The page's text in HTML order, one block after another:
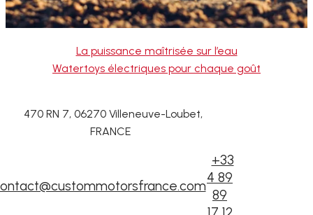
La puissance maîtrisée sur l’eau
Watertoys électriques pour chaque goût
470 RN 7, 06270 Villeneuve-Loubet,
FRANCE
+33
4 89
89